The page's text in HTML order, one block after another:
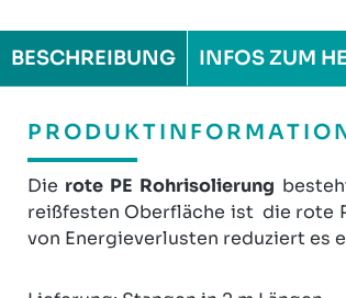
BESCHREIBUNG INFOS ZUM
Die rote PE Rohrisolierung
reißfesten Oberfläche ist die rote
von Energieverlusten reduziert es